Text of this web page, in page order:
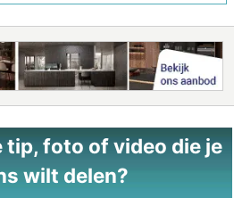
tip, foto of video die je
wilt delen?